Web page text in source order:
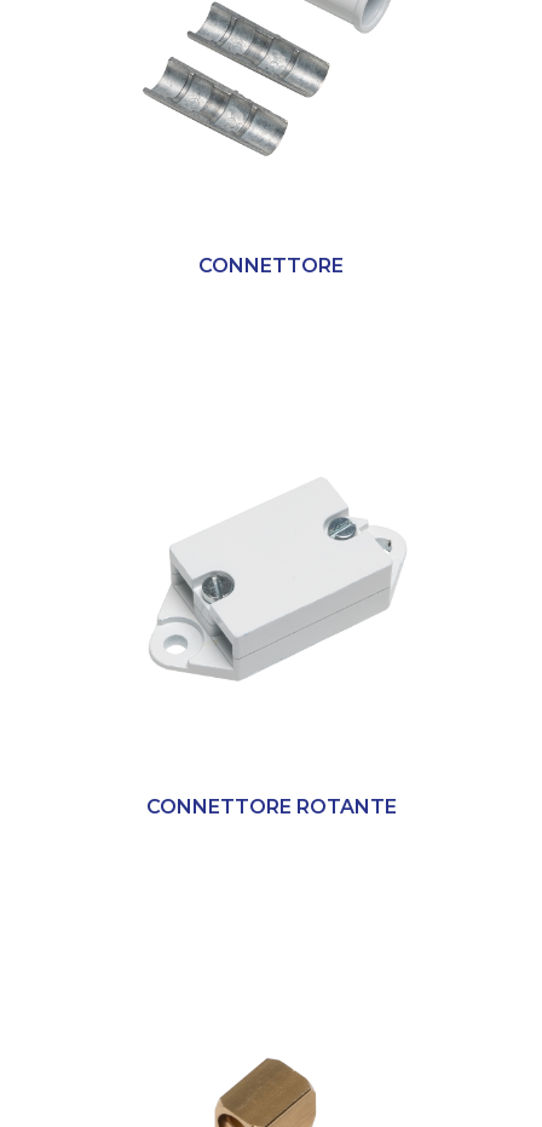
CONNETTORE
CONNETTORE ROTANTE